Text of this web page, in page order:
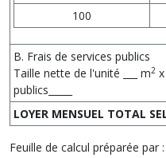
100
B. Frais de services publics
Taille nette de l'unité ___ m2
publics_____
LOYER MENSUEL TOTAL
Feuille de calcul préparée par :